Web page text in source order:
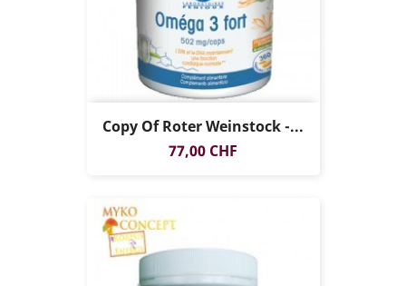
Copy Of Roter Weinstock -...
Preis
77,00 CHF